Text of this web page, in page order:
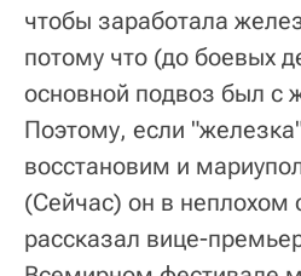
чтобы заработала
потому что (до боевых
основной подвоз был с
Поэтому, если
восстановим и
(Сейчас) он в неплохом
рассказал вице-